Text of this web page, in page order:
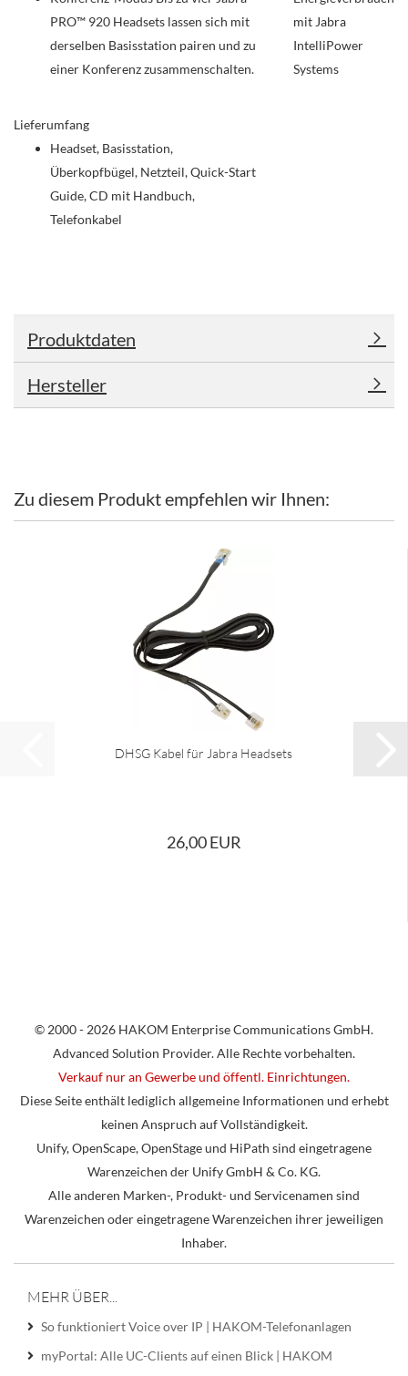
PRO™ 920 Headsets lassen sich mit
derselben Basisstation pairen und zu
einer Konferenz zusammenschalten.
mit Jabra
IntelliPower
Systems
Lieferumfang
Headset, Basisstation,
Überkopfbügel, Netzteil, Quick-Start
Guide, CD mit Handbuch,
Telefonkabel
Produktdaten
Hersteller
Zu diesem Produkt empfehlen wir Ihnen:
DHSG Kabel für Jabra Headsets
26,00 EUR
© 2000 - 2026 HAKOM Enterprise Communications GmbH.
Advanced Solution Provider. Alle Rechte vorbehalten.
Verkauf nur an Gewerbe und öffentl. Einrichtungen.
Diese Seite enthält lediglich allgemeine Informationen und erhebt
keinen Anspruch auf Vollständigkeit.
Unify, OpenScape, OpenStage und HiPath sind eingetragene
Warenzeichen der Unify GmbH & Co. KG.
Alle anderen Marken-, Produkt- und Servicenamen sind
Warenzeichen oder eingetragene Warenzeichen ihrer jeweiligen
Inhaber.
MEHR ÜBER...
So funktioniert Voice over IP | HAKOM-Telefonanlagen
myPortal: Alle UC-Clients auf einen Blick | HAKOM